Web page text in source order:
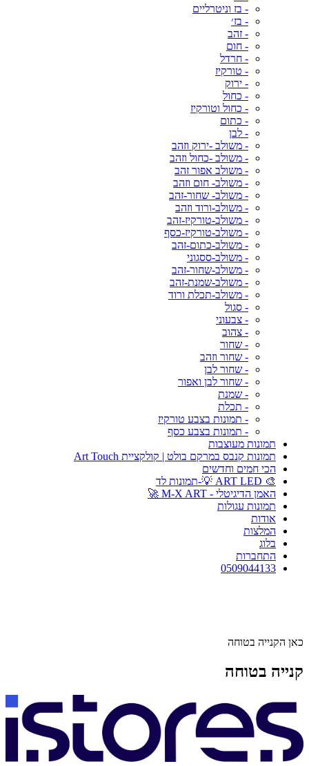
- בז וניטרליים
- בז׳
- זהב
- חום
- חרדל
- טורקיז
- ירוק
- כחול
- כחול וטורקיז
- כתום
- לבן
- משולב -ירוק וזהב
- משולב -כחול וזהב
- משולב אפור זהב
- משולב- חום וזהב
- משולב- שחור-זהב
- משולב-ורוד וזהב
- משולב-טורקיז-זהב
- משולב-טורקיז-כסף
- משולב-כתום-זהב
- משולב-ססגוני
- משולב-שחור-זהב
- משולב-שמנת-זהב
- משולב-תכלת ורוד
- סגול
- צבעוני
- צהוב
- שחור
- שחור וזהב
- שחור לבן
- שחור לבן ואפור
- שמנת
- תכלת
- תמונות בצבע טורקיז
- תמונות בצבע כסף
תמונות מעוצבות
תמונות קנבס במרקם בולט | קולקציית Art Touch
הכי חמים וחדשים
🎨 ART LED 💡-תמונות לד
האמן הדיגיטלי - M-X ART 🚀
תמונות עגולות
אודות
המלצות
בלוג
התחברות
0509044133
כאן הקנייה בטוחה
קנייה בטוחה